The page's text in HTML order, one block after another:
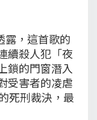
露，這首歌的
續殺人犯「夜
鎖的門窗潛入
受害者的凌虐
死刑裁決，最